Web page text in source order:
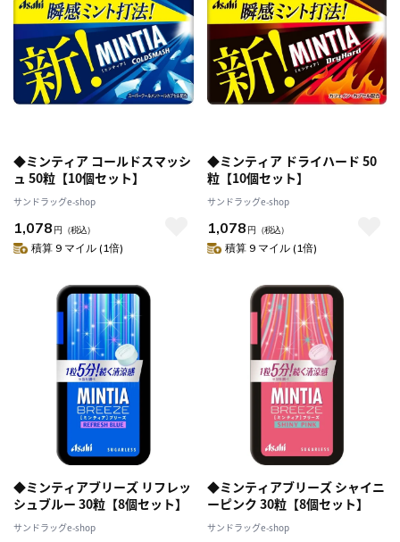
◆ミンティア コールドスマッシ
ュ 50粒【10個セット】
サンドラッグe-shop
1,078 円 （税込）
積算 9 マイル (1倍)
◆ミンティア ドライハード 50
粒【10個セット】
サンドラッグe-shop
1,078 円 （税込）
積算 9 マイル (1倍)
◆ミンティアブリーズ リフレッ
シュブルー 30粒【8個セット】
サンドラッグe-shop
◆ミンティアブリーズ シャイニ
ーピンク 30粒【8個セット】
サンドラッグe-shop